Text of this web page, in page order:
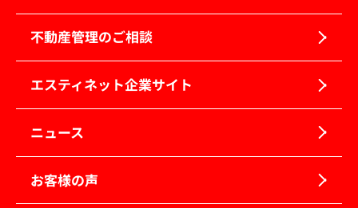
不動産管理のご相談
エスティネット企業サイト
ニュース
お客様の声